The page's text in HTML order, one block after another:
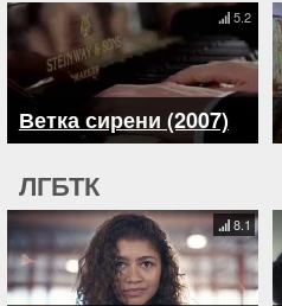
Ветка сирени (2007)
5.2
ЛГБТК
8.1